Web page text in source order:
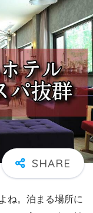
ね。泊まる場所に